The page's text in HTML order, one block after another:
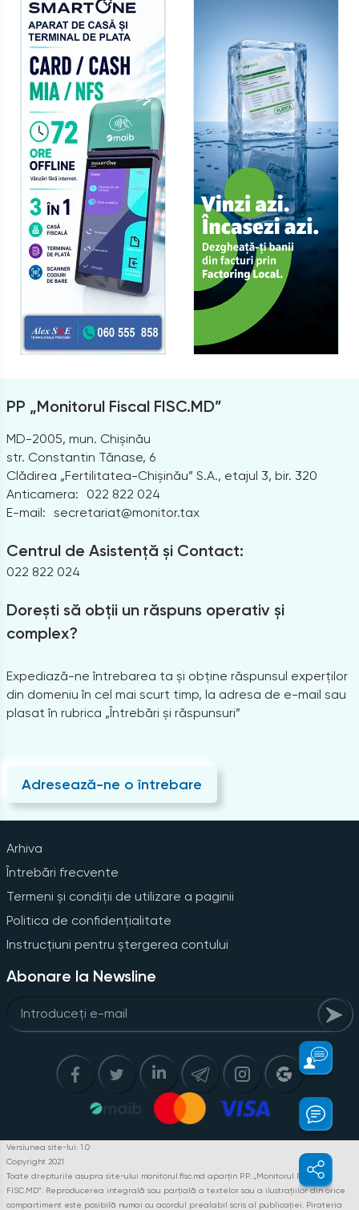
PP „Monitorul Fiscal FISC.MD”
MD-2005, mun. Chișinău
str. Constantin Tănase, 6
Clădirea „Fertilitatea-Chișinău” S.A., etajul 3, bir. 320
Anticamera:
022 822 024
E-mail: secretariat@monitor.tax
Centrul de Asistență și Contact:
022 822 024
Dorești să obții un răspuns operativ și
complex?
Expediază-ne întrebarea ta și obține răspunsul experților
din domeniu în cel mai scurt timp, la adresa de e-mail sau
plasat în rubrica „Întrebări și răspunsuri”
Adresează-ne o întrebare
Arhiva
Întrebări frecvente
Termeni și condiții de utilizare a paginii
Politica de confidențialitate
Instrucțiuni pentru ștergerea contului
Abonare la Newsline
Versiunea site-lui: 1.0
Copyright 2021
Toate drepturile asupra site-ului monitorul.fisc.md aparțin P.P. „Monitorul Fiscal
FISC.MD”. Reproducerea integrală sau parțială a textelor sau a ilustrațiilor din orice
compartiment este posibilă numai cu acordul prealabil scris al publicației. Pirateria